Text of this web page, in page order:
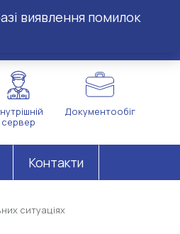
виявлення помилок
сервер
Документообіг
Контакти
ситуаціях